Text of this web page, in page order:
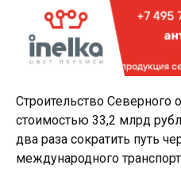
Строительство Северного
стоимостью 33,2 млрд
два раза сократить путь
международного